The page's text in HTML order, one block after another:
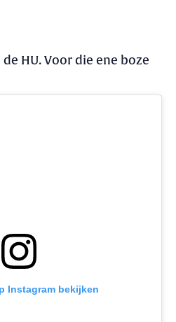
HU. Voor die ene boze
Instagram bekijken